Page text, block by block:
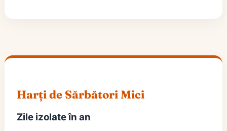
Harți de Sărbători Mici
Zile izolate în an